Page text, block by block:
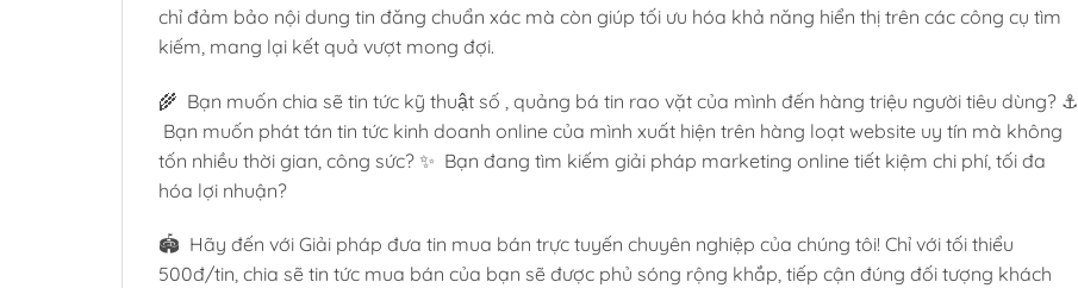
chỉ đảm bảo nội dung tin đăng chuẩn xác mà còn giúp tối ưu hóa khả năng hiển thị trên các công cụ tìm
kiếm, mang lại kết quả vượt mong đợi.
🌾 Bạn muốn chia sẽ tin tức kỹ thuật số , quảng bá tin rao vặt của mình đến hàng triệu người tiêu dùng? ⚓
Bạn muốn phát tán tin tức kinh doanh online của mình xuất hiện trên hàng loạt website uy tín mà không
tốn nhiều thời gian, công sức? ✨ Bạn đang tìm kiếm giải pháp marketing online tiết kiệm chi phí, tối đa
hóa lợi nhuận?
🏟️ Hãy đến với Giải pháp đưa tin mua bán trực tuyến chuyên nghiệp của chúng tôi! Chỉ với tối thiểu
500đ/tin, chia sẽ tin tức mua bán của bạn sẽ được phủ sóng rộng khắp, tiếp cận đúng đối tượng khách